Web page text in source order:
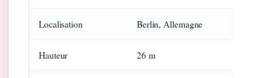
Localisation Berlin, Allemagne
Hauteur 26 m